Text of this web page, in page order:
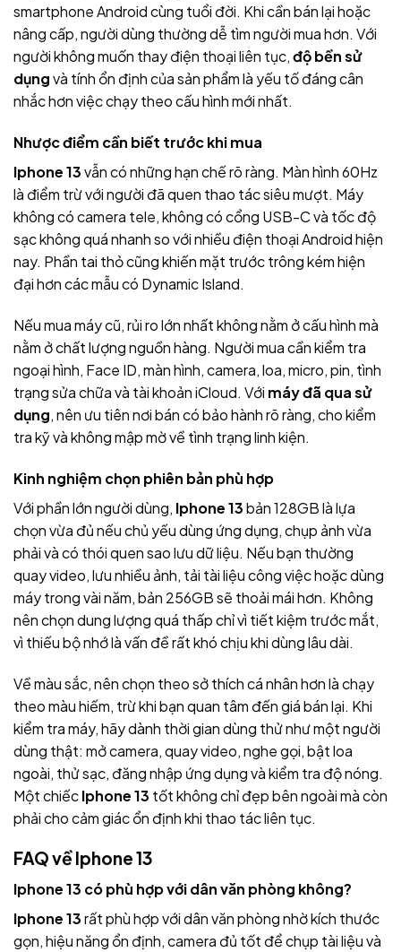
smartphone Android cùng tuổi đời. Khi cần bán lại hoặc
nâng cấp, người dùng thường dễ tìm người mua hơn. Với
người không muốn thay điện thoại liên tục,độ bền sử
dụngvà tính ổn định của sản phẩm là yếu tố đáng cân
nhắc hơn việc chạy theo cấu hình mới nhất.
Nhược điểm cần biết trước khi mua
Iphone 13vẫn có những hạn chế rõ ràng. Màn hình 60Hz
là điểm trừ với người đã quen thao tác siêu mượt. Máy
không có camera tele, không có cổng USB-C và tốc độ
sạc không quá nhanh so với nhiều điện thoại Android hiện
nay. Phần tai thỏ cũng khiến mặt trước trông kém hiện
đại hơn các mẫu có Dynamic Island.
Nếu mua máy cũ, rủi ro lớn nhất không nằm ở cấu hình mà
nằm ở chất lượng nguồn hàng. Người mua cần kiểm tra
ngoại hình, Face ID, màn hình, camera, loa, micro, pin, tình
trạng sửa chữa và tài khoản iCloud. Với máy đã qua sử
dụng, nên ưu tiên nơi bán có bảo hành rõ ràng, cho kiểm
tra kỹ và không mập mờ về tình trạng linh kiện.
Kinh nghiệm chọn phiên bản phù hợp
Với phần lớn người dùng, Iphone 13bản 128GB là lựa
chọn vừa đủ nếu chủ yếu dùng ứng dụng, chụp ảnh vừa
phải và có thói quen sao lưu dữ liệu. Nếu bạn thường
quay video, lưu nhiều ảnh, tải tài liệu công việc hoặc dùng
máy trong vài năm, bản 256GB sẽ thoải mái hơn. Không
nên chọn dung lượng quá thấp chỉ vì tiết kiệm trước mắt,
vì thiếu bộ nhớ là vấn đề rất khó chịu khi dùng lâu dài.
Về màu sắc, nên chọn theo sở thích cá nhân hơn là chạy
theo màu hiếm, trừ khi bạn quan tâm đến giá bán lại. Khi
kiểm tra máy, hãy dành thời gian dùng thử như một người
dùng thật: mở camera, quay video, nghe gọi, bật loa
ngoài, thử sạc, đăng nhập ứng dụng và kiểm tra độ nóng.
Một chiếcIphone 13 tốt không chỉ đẹp bên ngoài mà còn
phải cho cảm giác ổn định khi thao tác liên tục.
FAQ về Iphone 13
Iphone 13 có phù hợp với dân văn phòng không?
Iphone 13rất phù hợp với dân văn phòng nhờ kích thước
gọn, hiệu năng ổn định, camera đủ tốt để chụp tài liệu và